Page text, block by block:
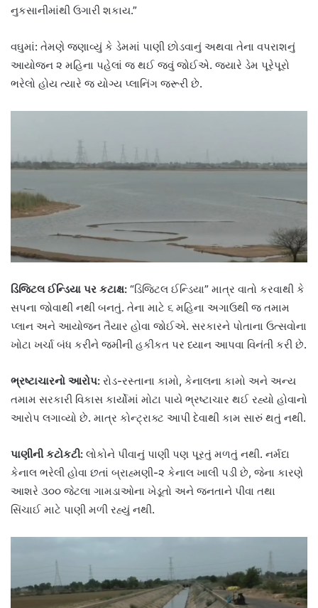
નુકસાનીમાંથી ઉગારી શકાય.”
વઘુમાં: તેમણે જણાવ્યું કે ડેમમાં પાણી છોડવાનું અથવા તેના વપરાશનું
આયોજન ૨ મહિના પહેલાં જ થઈ જવું જોઈએ. જ્યારે ડેમ પૂરેપૂરો
ભરેલો હોય ત્યારે જ યોગ્ય પ્લાનિંગ જરૂરી છે.
ડિજિટલ ઈન્ડિયા પર કટાક્ષ: “ડિજિટલ ઈન્ડિયા” માત્ર વાતો કરવાથી કે
સપના જોવાથી નથી બનતું. તેના માટે ૬ મહિના અગાઉથી જ તમામ
પ્લાન અને આયોજન તૈયાર હોવા જોઈએ. સરકારને પોતાના ઉત્સવોના
ખોટા ખર્ચા બંધ કરીને જમીની હકીકત પર ધ્યાન આપવા વિનંતી કરી છે.
ભ્રષ્ટાચારનો આરોપ: રોડ-રસ્તાના કામો, કેનાલના કામો અને અન્ય
તમામ સરકારી વિકાસ કાર્યોમાં મોટા પાયે ભ્રષ્ટાચાર થઈ રહ્યો હોવાનો
આરોપ લગાવ્યો છે. માત્ર કોન્ટ્રાક્ટ આપી દેવાથી કામ સારું થતું નથી.
પાણીની કટોકટી: લોકોને પીવાનું પાણી પણ પૂરતું મળતું નથી. નર્મદા
કેનાલ ભરેલી હોવા છતાં બ્રાહ્મણી-૨ કેનાલ ખાલી પડી છે, જેના કારણે
આશરે ૩૦૦ જેટલા ગામડાઓના ખેડૂતો અને જનતાને પીવા તથા
સિંચાઈ માટે પાણી મળી રહ્યું નથી.